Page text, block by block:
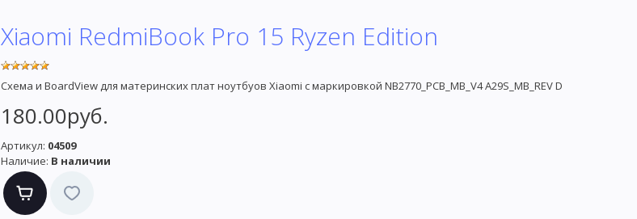
Xiaomi RedmiBook Pro 15 Ryzen Edition
Схема и BoardView для материнских плат ноутбуов Xiaomi с маркировкой NB2770_PCB_MB_V4 A29S_MB_REV D
180.00руб.
Артикул: 04509
Наличие: В наличии